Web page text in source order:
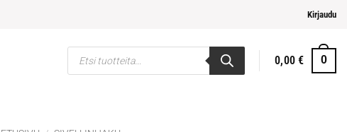
Kirjaudu
Products
search
0,00€ 0